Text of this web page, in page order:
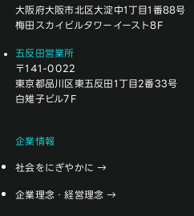
大阪府大阪市北区大淀中1丁目1番88号
梅田スカイビルタワーイースト8F
五反田営業所
〒141-0022
東京都品川区東五反田1丁目2番33号
白雉子ビル7F
企業情報
社会をにぎやかに
企業理念・経営理念